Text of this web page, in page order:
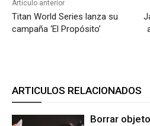
Artículo anterior
Titan World Series lanza su
campaña ‘El Propósito’
ARTICULOS RELACIONADOS
Borrar